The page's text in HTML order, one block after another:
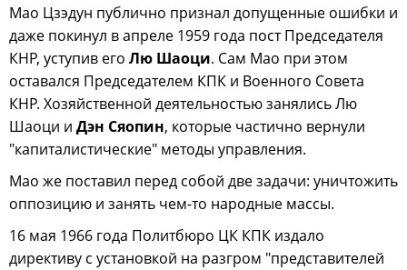
Мао Цзэдун публично признал допущенные ошибки и
даже покинул в апреле 1959 года пост Председателя
КНР, уступив его Лю Шаоци. Сам Мао при этом
оставался Председателем КПК и Военного Совета
КНР. Хозяйственной деятельностью занялись Лю
Шаоци и Дэн Сяопин, которые частично вернули
"капиталистические" методы управления.
Мао же поставил перед собой две задачи: уничтожить
оппозицию и занять чем-то народные массы.
16 мая 1966 года Политбюро ЦК КПК издало
директиву с установкой на разгром "представителей